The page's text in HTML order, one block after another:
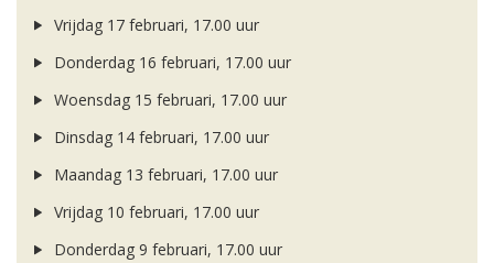
Vrijdag 17 februari, 17.00 uur
Donderdag 16 februari, 17.00 uur
Woensdag 15 februari, 17.00 uur
Dinsdag 14 februari, 17.00 uur
Maandag 13 februari, 17.00 uur
Vrijdag 10 februari, 17.00 uur
Donderdag 9 februari, 17.00 uur